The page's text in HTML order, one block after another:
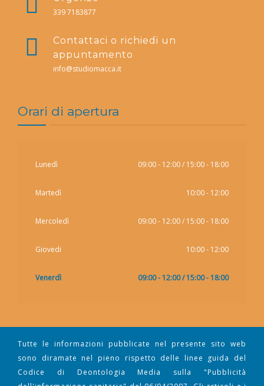
339 7183877
Contattaci o richiedi un
appuntamento
info@studiomacca.it
Orari di apertura
Lunedì 09:00 - 12:00 / 15:00 - 18:00
Martedì 10:00 - 12:00
Mercoledì 09:00 - 12:00 / 15:00 - 18:00
Giovedi 10:00 - 12:00
Venerdì 09:00 - 12:00 / 15:00 - 18:00
Tutte le informazioni pubblicate nel presente sito web
sono diramate nel pieno rispetto delle linee guida del
Codice di Deontologia Media sulla "Pubblicità